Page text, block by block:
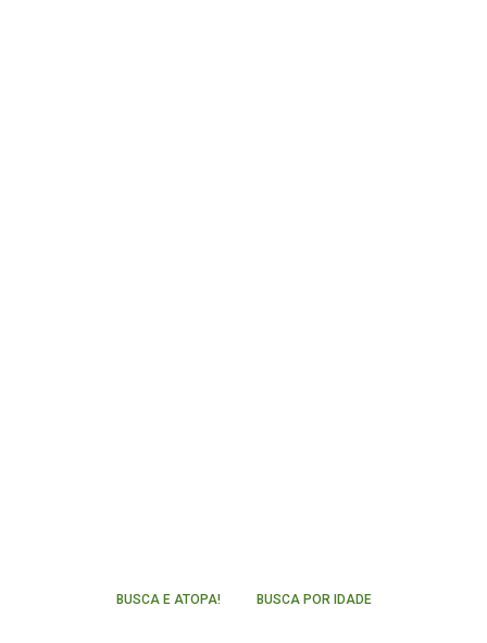
BUSCA E ATOPA! BUSCA POR IDADE